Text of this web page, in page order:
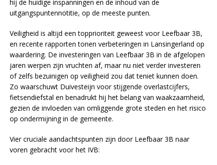
hij de huidige inspanningen en de inhoud van de
uitgangspuntennotitie, op de meeste punten.
Veiligheid is altijd een topprioriteit geweest voor Leefbaar 3B,
en recente rapporten tonen verbeteringen in Lansingerland op
waardering. De investeringen van Leefbaar 3B in de afgelopen
jaren werpen zijn vruchten af, maar nu niet verder investeren
of zelfs bezuinigen op veiligheid zou dat teniet kunnen doen.
Zo waarschuwt Duivesteijn voor stijgende overlastcijfers,
fietsendiefstal en benadrukt hij het belang van waakzaamheid,
gezien de invloeden van omliggende grote steden en het risico
op ondermijning in de gemeente.
Vier cruciale aandachtspunten zijn door Leefbaar 3B naar
voren gebracht voor het IVB: